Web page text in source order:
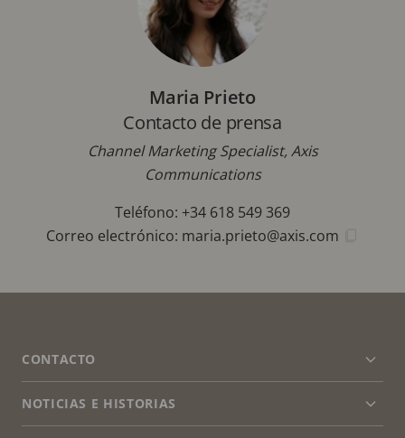
Maria Prieto
Contacto de prensa
Channel Marketing Specialist, Axis
Communications
Teléfono: +34 618 549 369
Correo electrónico: maria.prieto@axis.com
CONTACTO
menú
Contacto
NOTICIAS E HISTORIAS
menú